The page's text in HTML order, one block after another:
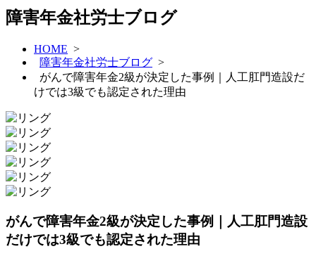
障害年金社労士ブログ
HOME >
障害年金社労士ブログ >
がんで障害年金2級が決定した事例｜人工肛門造設だ
けでは3級でも認定された理由
がんで障害年金2級が決定した事例｜人工肛門造設
だけでは3級でも認定された理由